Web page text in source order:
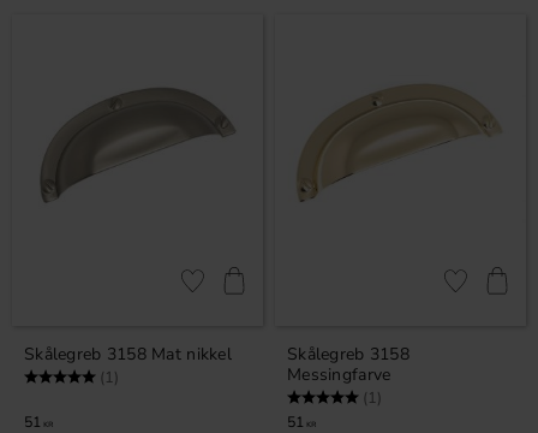
Skålegreb 3158 Mat nikkel
Vurdering: (1)
51 KR
Gem som favorit
Skålegreb 3158
Messingfarve
Vurdering: (1)
51 KR
Gem som